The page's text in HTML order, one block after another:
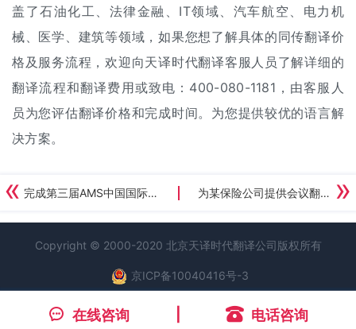
盖了石油化工、法律金融、IT领域、汽车航空、电力机
械、医学、建筑等领域，如果您想了解具体的同传翻译价
格及服务流程，欢迎向天译时代翻译客服人员了解详细的
翻译流程和翻译费用或致电：400-080-1181，由客服人
员为您评估翻译价格和完成时间。为您提供较优的语言解
决方案。
完成第三届AMS中国国际汽车制造会议同声传译服务 为某保险公司提供会议翻译服务
Copyright © 2000-2020 北京天译时代翻译公司版权所有
京ICP备10040416号-3
在线咨询 电话咨询